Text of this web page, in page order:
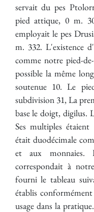
servait du pes
pied attique, 0 m.
employait le pes
m. 332. L'existence
comme notre pied-
possible la même
soutenue 10. Le
subdivision 31, La
base le doigt, digilus.
Ses multiples
était duodécimale
et aux monnaies.
correspondait à
fourni le tableau
établis
usage dans la